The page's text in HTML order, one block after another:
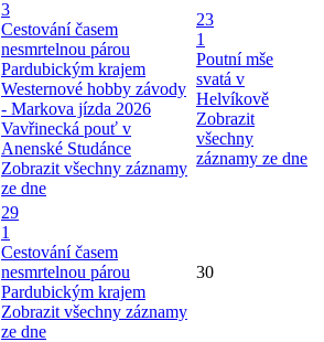
3
Cestování časem
nesmrtelnou párou
Pardubickým krajem
Westernové hobby závody
- Markova jízda 2026
Vavřinecká pouť v
Anenské Studánce
Zobrazit všechny záznamy
ze dne
23
1
Poutní mše
svatá v
Helvíkově
Zobrazit
všechny
záznamy ze dne
29
1
Cestování časem
nesmrtelnou párou
Pardubickým krajem
Zobrazit všechny záznamy
ze dne
30